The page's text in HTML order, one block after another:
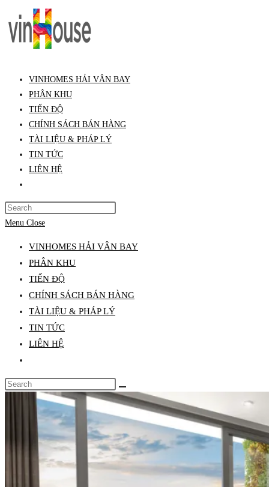
to
content
VINHOMES HẢI VÂN BAY
PHÂN KHU
TIẾN ĐỘ
CHÍNH SÁCH BÁN HÀNG
TÀI LIỆU & PHÁP LÝ
TIN TỨC
LIÊN HỆ
search
close
panel.
Menu Close
VINHOMES HẢI VÂN BAY
PHÂN KHU
TIẾN ĐỘ
CHÍNH SÁCH BÁN HÀNG
TÀI LIỆU & PHÁP LÝ
TIN TỨC
LIÊN HỆ
search
Search